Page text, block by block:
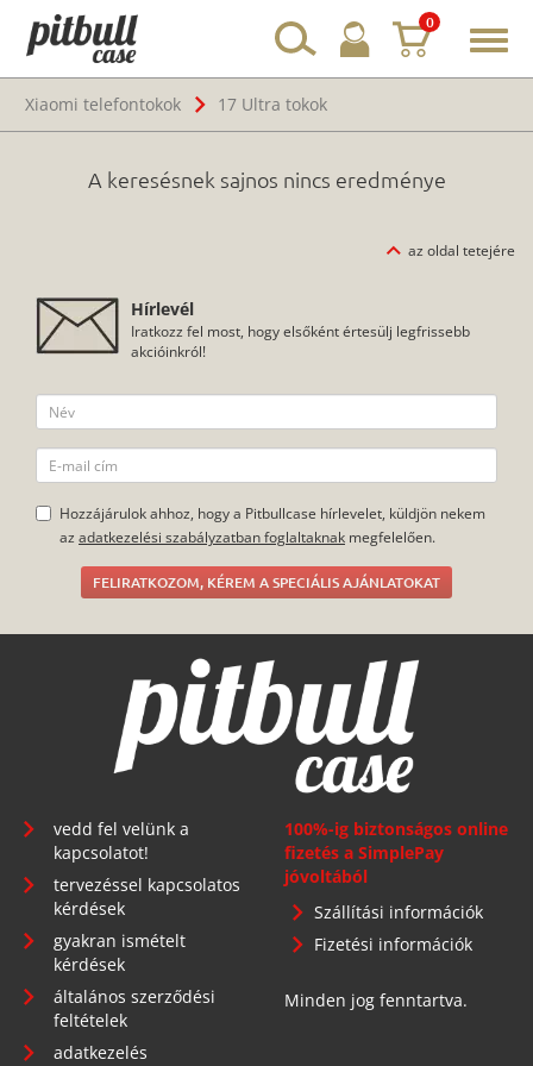
0
Xiaomi telefontokok
17 Ultra tokok
A keresésnek sajnos nincs eredménye
az oldal tetejére
Hírlevél
Iratkozz fel most, hogy elsőként értesülj legfrissebb
akcióinkról!
Hozzájárulok ahhoz, hogy a Pitbullcase hírlevelet, küldjön nekem
az adatkezelési szabályzatban foglaltaknak megfelelően.
FELIRATKOZOM, KÉREM A SPECIÁLIS AJÁNLATOKAT
vedd fel velünk a
kapcsolatot!
tervezéssel kapcsolatos
kérdések
gyakran ismételt
kérdések
általános szerződési
feltételek
adatkezelés
100%-ig biztonságos online
fizetés a SimplePay
jóvoltából
Szállítási információk
Fizetési információk
Minden jog fenntartva.